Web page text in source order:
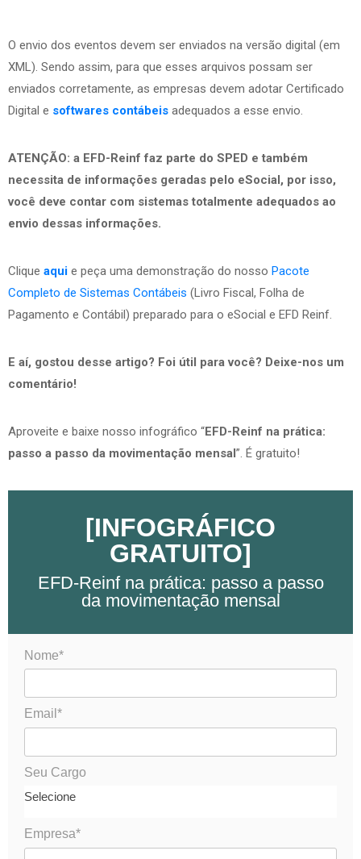
O envio dos eventos devem ser enviados na versão digital (em
XML). Sendo assim, para que esses arquivos possam ser
enviados corretamente, as empresas devem adotar Certificado
Digital e softwares contábeis adequados a esse envio.
ATENÇÃO: a EFD-Reinf faz parte do SPED e também
necessita de informações geradas pelo eSocial, por isso,
você deve contar com sistemas totalmente adequados ao
envio dessas informações.
Clique aqui e peça uma demonstração do nosso Pacote
Completo de Sistemas Contábeis (Livro Fiscal, Folha de
Pagamento e Contábil) preparado para o eSocial e EFD Reinf.
E aí, gostou desse artigo? Foi útil para você? Deixe-nos um
comentário!
Aproveite e baixe nosso infográfico “EFD-Reinf na prática:
passo a passo da movimentação mensal”. É gratuito!
[INFOGRÁFICO
GRATUITO]
EFD-Reinf na prática: passo a passo
da movimentação mensal
Nome*
Email*
Seu Cargo
Selecione
Empresa*